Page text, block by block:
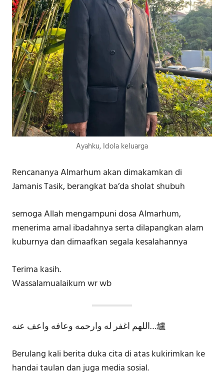
Ayahku, Idola keluarga
Rencananya Almarhum akan dimakamkan di
Jamanis Tasik, berangkat ba’da sholat shubuh
semoga Allah mengampuni dosa Almarhum,
menerima amal ibadahnya serta dilapangkan alam
kuburnya dan dimaafkan segala kesalahannya
Terima kasih.
Wassalamualaikum wr wb
اللهم اغفر له وارحمه وعافه واعف عنه…爐
Berulang kali berita duka cita di atas kukirimkan ke
handai taulan dan juga media sosial.